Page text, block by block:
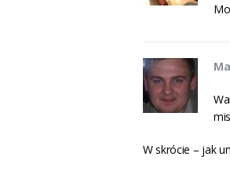
W skrócie – jak